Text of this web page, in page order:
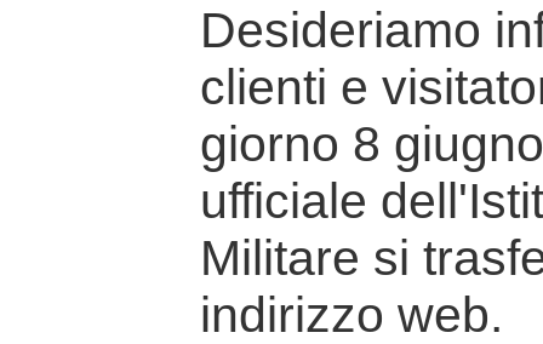
Desideriamo
clienti e
giorno 8
ufficiale
Militare si
indirizzo web.